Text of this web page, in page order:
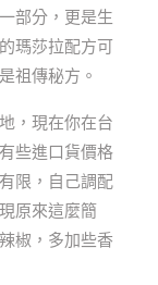
部分，更是生
瑪莎拉配方可
祖傳秘方。
，現在你在台
些進口貨價格
限，自己調配
原來這麼簡
椒，多加些香